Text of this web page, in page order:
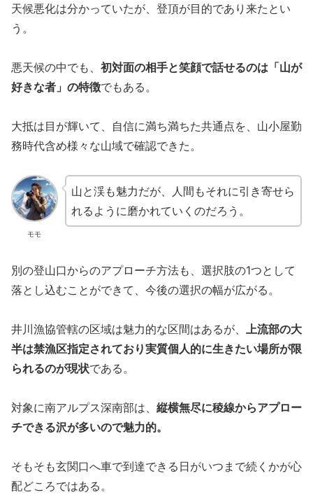
天候悪化は分かっていたが、登頂が目的であり来たとい
う。
悪天候の中でも、 初対面の相手と笑顔で話せるのは「山が
好きな者」の特徴でもある。
大抵は目が輝いて、自信に満ち満ちた共通点を、山小屋勤
務時代含め様々な山域で確認できた。
モモ
山と渓も魅力だが、人間もそれに引き寄せら
れるように磨かれていくのだろう。
別の登山口からのアプローチ方法も、選択肢の1つとして
落とし込むことができて、今後の選択の幅が広がる。
井川漁協管轄の区域は魅力的な区間はあるが、
上流部の大
半は禁漁区指定されており実質個人的に生きたい場所が限
られるのが現状である。
対象に南アルプス深南部は、 縦横無尽に稜線からアプロー
チできる沢が多いので魅力的。
そもそも玄関口へ車で到達できる日がいつまで続くかが心
配どころではある。